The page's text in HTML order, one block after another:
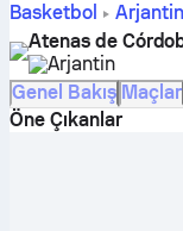
Basketbol
Arjantin
Córdoba skorları,
Atenas de
Arjantin
Genel Bakış Maçlar
Öne Çıkanlar